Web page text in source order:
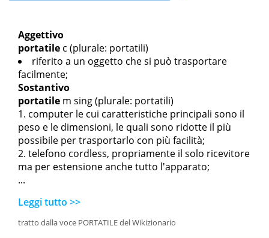
Aggettivo
portatile c (plurale: portatili)
riferito a un oggetto che si può trasportare
facilmente;
Sostantivo
portatile m sing(plurale: portatili)
computer le cui caratteristiche principali sono il
peso e le dimensioni, le quali sono ridotte il più
possibile per trasportarlo con più facilità;
telefono cordless, propriamente il solo ricevitore
ma per estensione anche tutto l'apparato;
...
Leggi tutto >>
tratto dalla voce PORTATILE del Wikizionario